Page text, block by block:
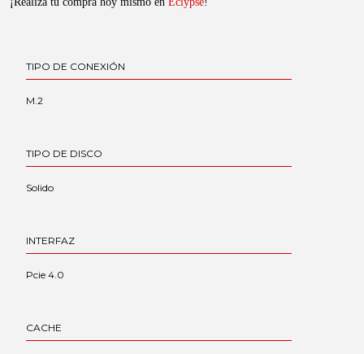
TIPO DE CONEXIÓN
M.2
TIPO DE DISCO
Solido
INTERFAZ
Pcie 4.0
CACHE